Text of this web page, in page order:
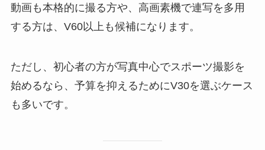
動画も本格的に撮る方や、高画素機で連写を多用
する方は、V60以上も候補になります。
ただし、初心者の方が写真中心でスポーツ撮影を
始めるなら、予算を抑えるためにV30を選ぶケース
も多いです。